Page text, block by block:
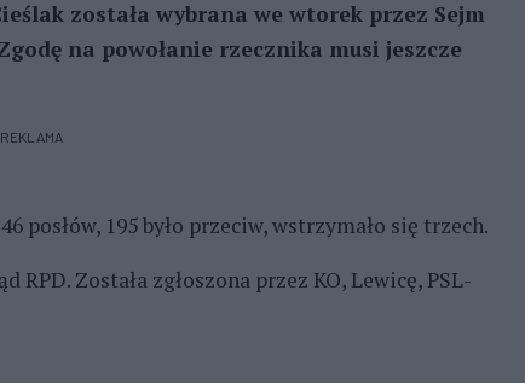
została wybrana we wtorek przez Sejm
na powołanie rzecznika musi jeszcze
REKLAMA
posłów, 195 było przeciw, wstrzymało się trzech.
Została zgłoszona przez KO, Lewicę, PSL-